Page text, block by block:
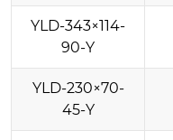
YLD-343×114-
90-Y
YLD-230×70-
45-Y